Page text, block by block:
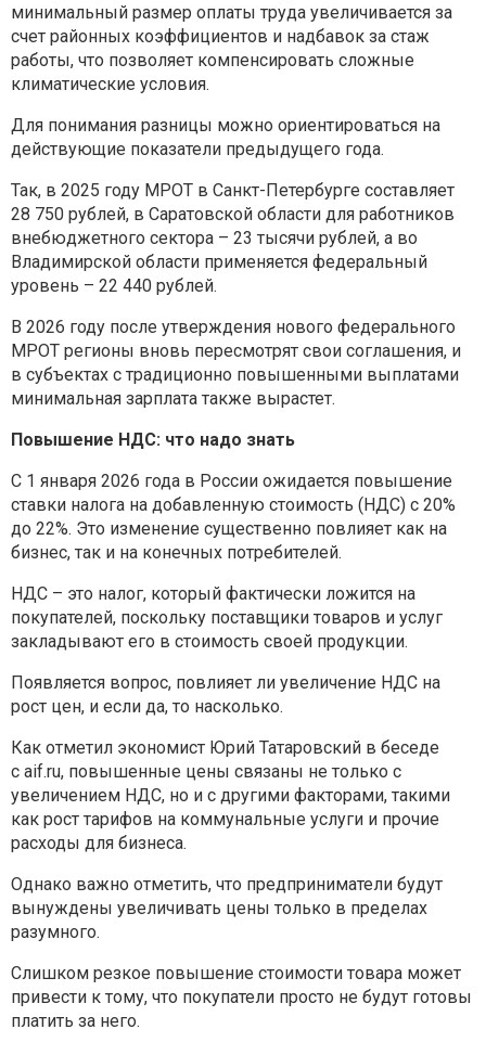
минимальный размер оплаты труда увеличивается за
счет районных коэффициентов и надбавок за стаж
работы, что позволяет компенсировать сложные
климатические условия.
Для понимания разницы можно ориентироваться на
действующие показатели предыдущего года.
Так, в 2025 году МРОТ в Санкт-Петербурге составляет
28 750 рублей, в Саратовской области для работников
внебюджетного сектора – 23 тысячи рублей, а во
Владимирской области применяется федеральный
уровень – 22 440 рублей.
В 2026 году после утверждения нового федерального
МРОТ регионы вновь пересмотрят свои соглашения, и
в субъектах с традиционно повышенными выплатами
минимальная зарплата также вырастет.
Повышение НДС: что надо знать
С 1 января 2026 года в России ожидается повышение
ставки налога на добавленную стоимость (НДС) с 20%
до 22%. Это изменение существенно повлияет как на
бизнес, так и на конечных потребителей.
НДС – это налог, который фактически ложится на
покупателей, поскольку поставщики товаров и услуг
закладывают его в стоимость своей продукции.
Появляется вопрос, повлияет ли увеличение НДС на
рост цен, и если да, то насколько.
Как отметил экономист Юрий Татаровский в беседе
с aif.ru, повышенные цены связаны не только с
увеличением НДС, но и с другими факторами, такими
как рост тарифов на коммунальные услуги и прочие
расходы для бизнеса.
Однако важно отметить, что предприниматели будут
вынуждены увеличивать цены только в пределах
разумного.
Слишком резкое повышение стоимости товара может
привести к тому, что покупатели просто не будут готовы
платить за него.